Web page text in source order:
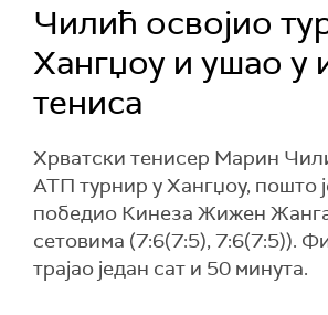
Чилић освојио
Хангџоу и ушао у
тениса
Хрватски тенисер Марин
АТП турнир у Хангџоу, пошто
победио Кинеза Жижен
сетовима (7:6(7:5), 7:6(7:5)).
трајао један сат и 50 минута.